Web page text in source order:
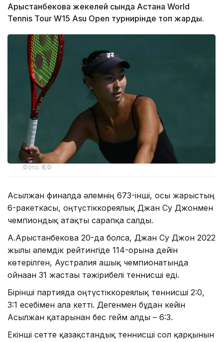
Арыстанбекова жекелей сында Астана World
Tennis Tour W15 Asu Open турнирінде топ жарды.
Фото: ҚТФ
Асылжан финалда әлемнің 673-інші, осы жарыстың
6-ракеткасы, оңтүстіккореялық Джан Су Джонмен
чемпиондық атақты сарапқа салды.
А.Арыстанбекова 20-да болса, Джан Су Джон 2022
жылы әлемдік рейтингіде 114-орынға дейін
көтерілген, Аустралия ашық чемпионатында
ойнаған 31 жастағы тәжірибелі теннисші еді.
Бірінші партияда оңтүстіккореялық теннисші 2:0,
3:1 есебімен алға кетті. Дегенмен бұдан кейін
Асылжан қатарынан бес гейм алды – 6:3.
Екінші сетте қазақстандық теннисші сол қарқынын